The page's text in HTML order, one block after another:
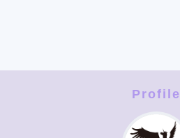
Profile